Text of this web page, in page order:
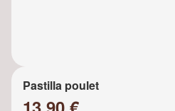
Pastilla poulet